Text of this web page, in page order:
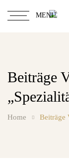
MENU
Beiträge
Home Beiträge